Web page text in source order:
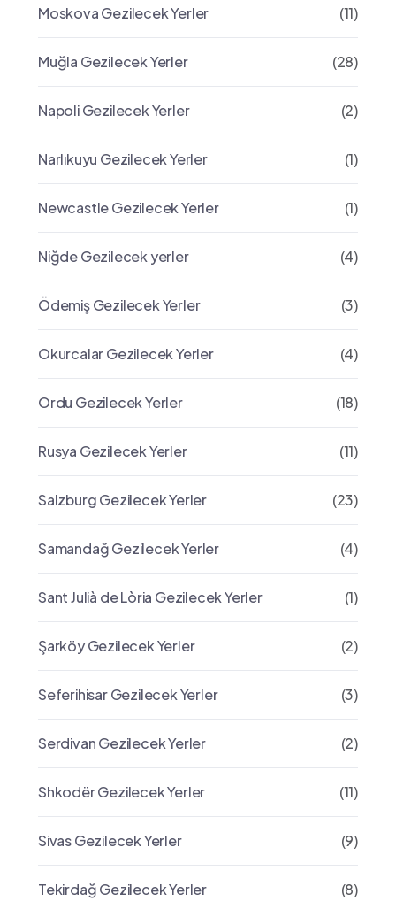
Moskova Gezilecek Yerler (11)
Muğla Gezilecek Yerler (28)
Napoli Gezilecek Yerler (2)
Narlıkuyu Gezilecek Yerler (1)
Newcastle Gezilecek Yerler (1)
Niğde Gezilecek yerler (4)
Ödemiş Gezilecek Yerler (3)
Okurcalar Gezilecek Yerler (4)
Ordu Gezilecek Yerler (18)
Rusya Gezilecek Yerler (11)
Salzburg Gezilecek Yerler (23)
Samandağ Gezilecek Yerler (4)
Sant Julià de Lòria Gezilecek Yerler (1)
Şarköy Gezilecek Yerler (2)
Seferihisar Gezilecek Yerler (3)
Serdivan Gezilecek Yerler (2)
Shkodër Gezilecek Yerler (11)
Sivas Gezilecek Yerler (9)
Tekirdağ Gezilecek Yerler (8)